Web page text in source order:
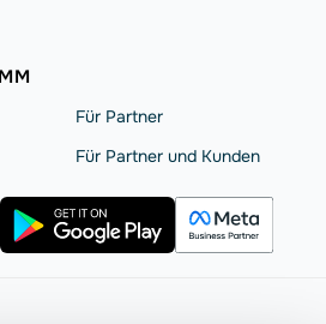
Für Partner
Für Partner und Kunden